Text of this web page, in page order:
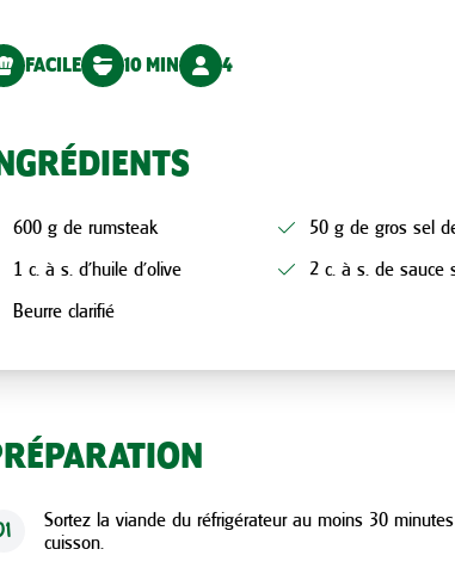
FACILE 10 MIN 4
600 g de rumsteak
50 g de gros sel
1 c. à s. d’huile d’olive
2 c. à s. de sauce
Beurre clarifié
Sortez la viande du réfrigérateur au moins 30
cuisson.